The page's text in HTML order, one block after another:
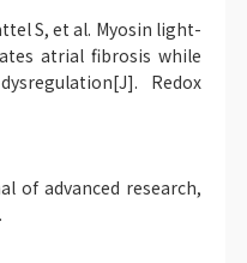
S, et al. Myosin light-
atrial fibrosis while
Redox
of advanced research,